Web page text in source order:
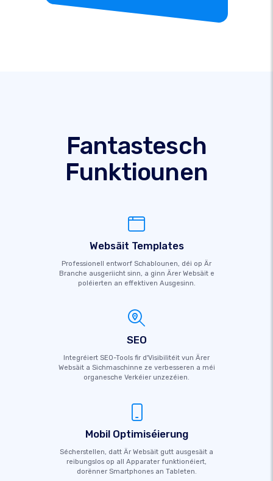
Fantastesch
Funktiounen
Websäit Templates
Professionell entworf Schablounen, déi op Är
Branche ausgeriicht sinn, a ginn Ärer Websäit e
poléierten an effektiven Ausgesinn.
SEO
Integréiert SEO-Tools fir d'Visibilitéit vun Ärer
Websäit a Sichmaschinne ze verbesseren a méi
organesche Verkéier unzezéien.
Mobil Optimiséierung
Sécherstellen, datt Är Websäit gutt ausgesäit a
reibungslos op all Apparater funktionéiert,
dorënner Smartphones an Tableten.